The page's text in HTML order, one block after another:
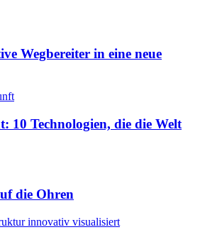
Wegbereiter in eine neue
10 Technologien, die die Welt
die Ohren